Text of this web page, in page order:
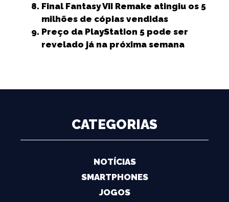
Final Fantasy VII Remake atingiu os 5
milhões de cópias vendidas
Preço da PlayStation 5 pode ser
revelado já na próxima semana
CATEGORIAS
NOTÍCIAS
SMARTPHONES
JOGOS